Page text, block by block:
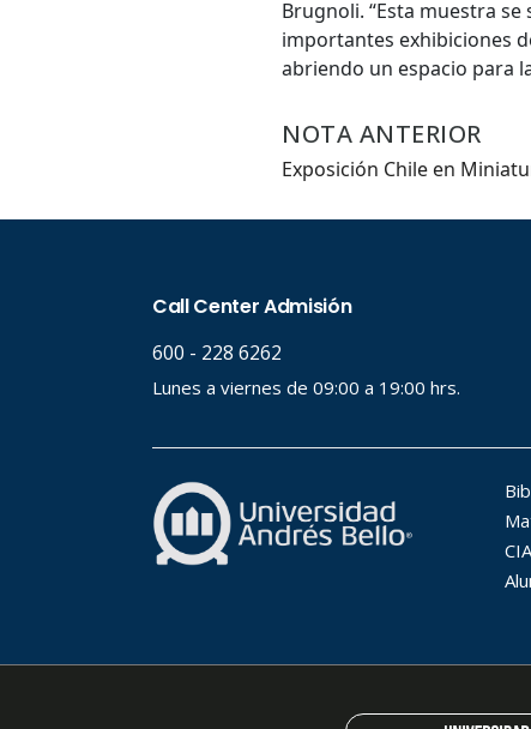
Brugnoli. “Esta muestra
importantes exhibiciones
abriendo un espacio para
NOTA ANTERIOR
Exposición Chile en